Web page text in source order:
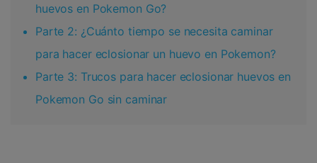
huevos en Pokemon Go?
Parte 2: ¿Cuánto tiempo se necesita caminar
para hacer eclosionar un huevo en Pokemon?
Parte 3: Trucos para hacer eclosionar huevos en
Pokemon Go sin caminar